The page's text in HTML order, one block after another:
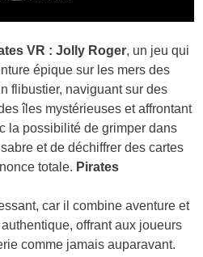
VR : Jolly Roger, un jeu qui
épique sur les mers des
flibustier, naviguant sur des
îles mystérieuses et affrontant
la possibilité de grimper dans
et de déchiffrer des cartes
totale. Pirates
car il combine aventure et
offrant aux joueurs
comme jamais auparavant.